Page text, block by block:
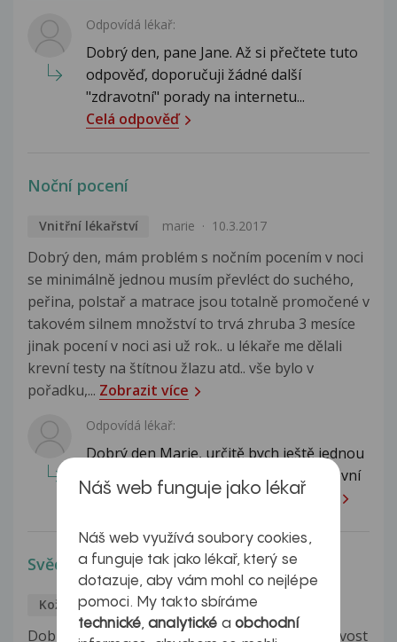
Odpovídá lékař:
Dobrý den, pane Jane. Až si přečtete tuto
odpověď, doporučuji žádné další
"zdravotní" porady na internetu...
Celá odpověď
Noční pocení
Vnitřní lékařství marie 10.3.2017
Dobrý den, mám problém s nočním pocením v noci
se minimálně jednou musím převléct do suchého,
peřina, polstař a matrace jsou totalně promočené v
takovém silnem množství to trvá zhruba 3 mesíce
jinak pocení v noci asi už rok.. u lékaře me dělali
krevní testy na štítnou žlazu atd.. vše bylo v
pořadku,... Zobrazit více
Odpovídá lékař:
Dobrý den Marie, určitě bych ještě jednou
zopakovala laboratorní vyšetření - krevní
obraz s diferenciálem,...Celá odpověď
Svědění kůže
Kožní obtíže Lukas 17.2.2017
Dobry den, chtel bych se vas zeptat na moji citlivost
Náš web funguje jako lékař
Náš web využívá soubory cookies,
a funguje tak jako lékař, který se
dotazuje, aby vám mohl co nejlépe
pomoci. My takto sbíráme
technické,analytické a obchodní